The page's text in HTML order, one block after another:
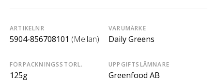
ARTIKELNR
5904-856708101 (Mellan)
VARUMÄRKE
Daily Greens
FÖRPACKNINGSSTORL.
125g
UPPGIFTSLÄMNARE
Greenfood AB